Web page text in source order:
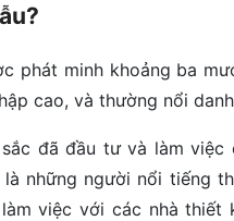
phát minh khoảng ba
cao, và thường nổi
đã đầu tư và làm
những người nổi tiếng
việc với các nhà